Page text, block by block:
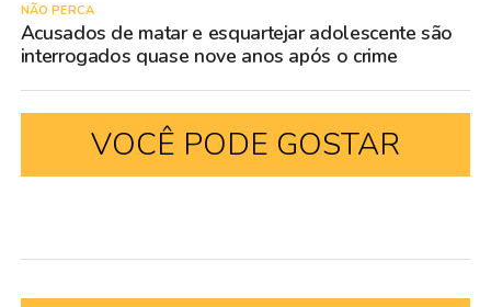
NÃO PERCA
Acusados de matar e esquartejar adolescente são
interrogados quase nove anos após o crime
VOCÊ PODE GOSTAR